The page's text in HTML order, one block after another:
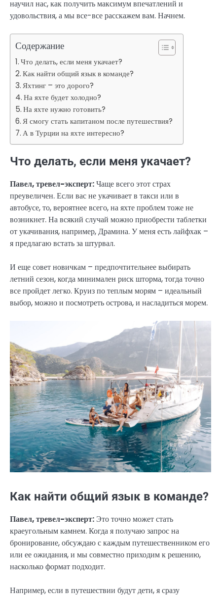
научил нас, как получить максимум впечатлений и
удовольствия, а мы все-все расскажем вам. Начнем.
Содержание
Что делать, если меня укачает?
Как найти общий язык в команде?
Яхтинг – это дорого?
На яхте будет холодно?
На яхте нужно готовить?
Я смогу стать капитаном после путешествия?
А в Турции на яхте интересно?
Что делать, если меня укачает?
Павел, тревел-эксперт:Чаще всего этот страх
преувеличен. Если вас не укачивает в такси или в
автобусе, то, вероятнее всего, на яхте проблем тоже не
возникнет. На всякий случай можно приобрести таблетки
от укачивания, например, Драмина. У меня есть лайфхак –
я предлагаю встать за штурвал.
И еще совет новичкам – предпочтительнее выбирать
летний сезон, когда минимален риск шторма, тогда точно
все пройдет легко. Круиз по теплым морям – идеальный
выбор, можно и посмотреть острова, и насладиться морем.
Как найти общий язык в команде?
Павел, тревел-эксперт: Это точно может стать
краеугольным камнем. Когда я получаю запрос на
бронирование, обсуждаю с каждым путешественником его
или ее ожидания, и мы совместно приходим к решению,
насколько формат подходит.
Например, если в путешествии будут дети, я сразу